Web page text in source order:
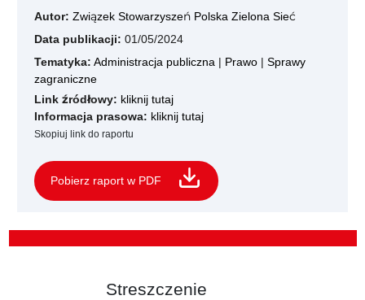
Autor: Związek Stowarzyszeń Polska Zielona Sieć
Data publikacji: 01/05/2024
Tematyka: Administracja publiczna | Prawo | Sprawy
zagraniczne
Link źródłowy: kliknij tutaj
Informacja prasowa: kliknij tutaj
Skopiuj link do raportu
Pobierz raport w PDF
Streszczenie